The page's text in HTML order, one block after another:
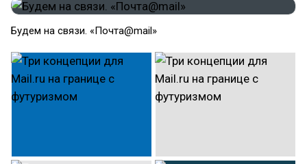
Будем на связи. «Почта@mail»